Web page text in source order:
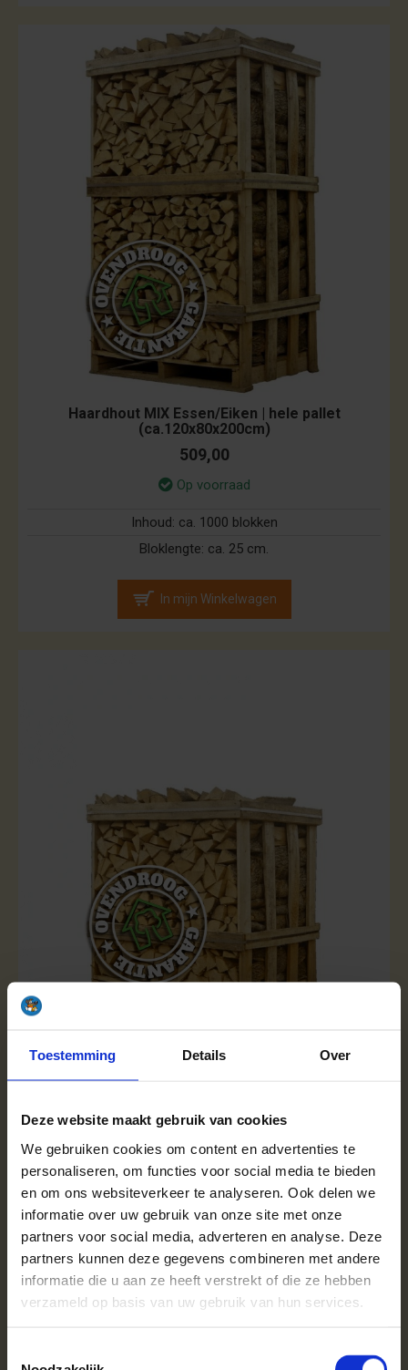
Toestemming Details Over
Deze website maakt gebruik van cookies
We gebruiken cookies om content en advertenties te
personaliseren, om functies voor social media te bieden
en om ons websiteverkeer te analyseren. Ook delen we
informatie over uw gebruik van onze site met onze
partners voor social media, adverteren en analyse. Deze
partners kunnen deze gegevens combineren met andere
informatie die u aan ze heeft verstrekt of die ze hebben
verzameld op basis van uw gebruik van hun services.
Haardhout MIX Essen/Eiken | hele pallet
(ca.120x80x200cm)
509,00
Op voorraad
Inhoud: ca. 1000 blokken
Bloklengte: ca. 25 cm.
In mijn Winkelwagen
halve pallet (ca.120x80x120cm) | FSC100%
Inhoud:ca. 500 blokken
Bloklengte:ca. 25 cm.
In mijn Winkelwagen